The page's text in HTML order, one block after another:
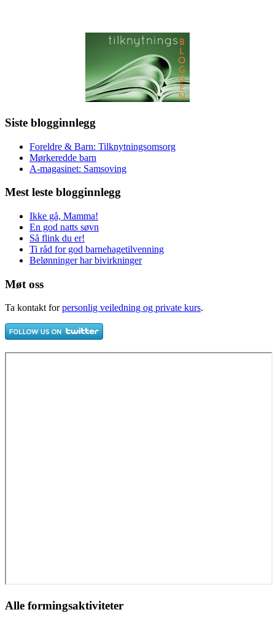
Siste blogginnlegg
Foreldre & Barn: Tilknytningsomsorg
Mørkeredde barn
A-magasinet: Samsoving
Mest leste blogginnlegg
Ikke gå, Mamma!
En god natts søvn
Så flink du er!
Ti råd for god barnehagetilvenning
Belønninger har bivirkninger
Møt oss
Ta kontakt forpersonlig veiledning og private kurs.
Alle formingsaktiviteter